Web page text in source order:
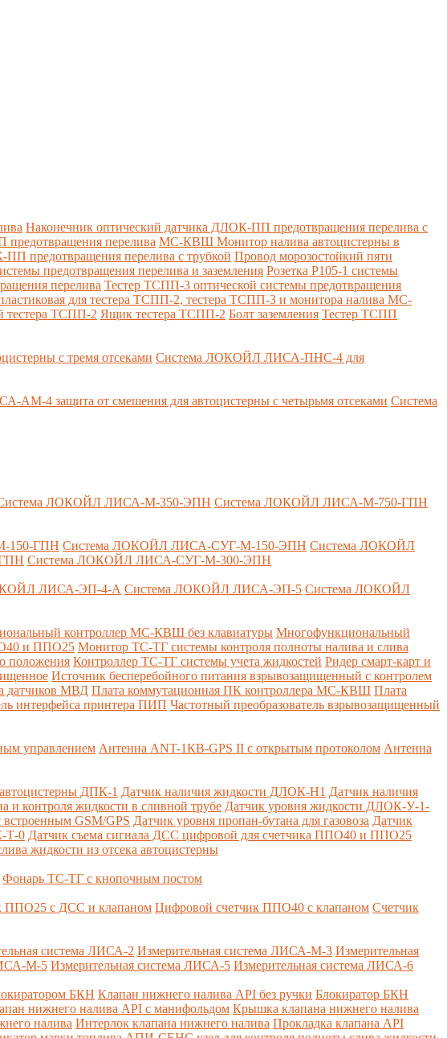
Наконечник оптический датчика ДЛОК-ПП предотвращения перелива с
перелива МС-КВШ Монитор налива автоцистерны в
предотвращения перелива с трубкой Провод морозостойкий пяти
предотвращения перелива и заземления Розетка Р105-1 системы
перелива Тестер ТСПП-3 оптической системы предотвращения
для тестера ТСПП-2, тестера ТСПП-3 и монитора налива МС-
тестера ТСПП-2 Ящик тестера ТСПП-2 Болт заземления Тестер ТСПП
с тремя отсеками Система ЛОКОЙЛ ЛИСА-ПНС-4 для
4 защита от смешения для автоцистерны с четырьмя отсеками Система
ЛОКОЙЛ ЛИСА-М-350-ЭПН Система ЛОКОЙЛ ЛИСА-М-750-ГПН
150-ГПН Система ЛОКОЙЛ ЛИСА-СУГ-М-150-ЭПН Система ЛОКОЙЛ
Система ЛОКОЙЛ ЛИСА-СУГ-М-300-ЭПН
ЛИСА-ЭП-4-А Система ЛОКОЙЛ ЛИСА-ЭП-5 Система ЛОКОЙЛ
контроллер МС-КВШ без клавиатуры Многофункциональный
и ППО25 Монитор ТС-ТГ системы контроля полноты налива и слива
положения Контроллер ТС-ТГ системы учета жидкостей Ридер смарт-карт и
Источник бесперебойного питания взрывозащищенный с контролем
датчиков МВД Плата коммутационная ПК контроллера МС-КВШ Плата
интерфейса принтера ПИП Частотный преобразователь взрывозащищенный
управлением Антенна ANT-1КВ-GPS II с открытым протоколом Антенна
ДПК-1 Датчик наличия жидкости ДЛОК-Н1 Датчик наличия
контроля жидкости в сливной трубе Датчик уровня жидкости ДЛОК-У-1-
GSM/GPS Датчик уровня пропан-бутана для газовоза Датчик
Т-0 Датчик съема сигнала ДСС цифровой для счетчика ППО40 и ППО25
жидкости из отсека автоцистерны
Фонарь ТС-ТГ с кнопочным постом
ППО25 с ДСС и клапаном Цифровой счетчик ППО40 с клапаном Счетчик
система ЛИСА-2 Измерительная система ЛИСА-М-3 Измерительная
М-5 Измерительная система ЛИСА-5 Измерительная система ЛИСА-6
БКН Клапан нижнего налива API без ручки Блокиратор БКН
нижнего налива API с манифольдом Крышка клапана нижнего налива
налива Интерлок клапана нижнего налива Прокладка клапана API